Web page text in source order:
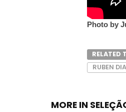
Photo by
RELATED
RUBEN
MORE IN